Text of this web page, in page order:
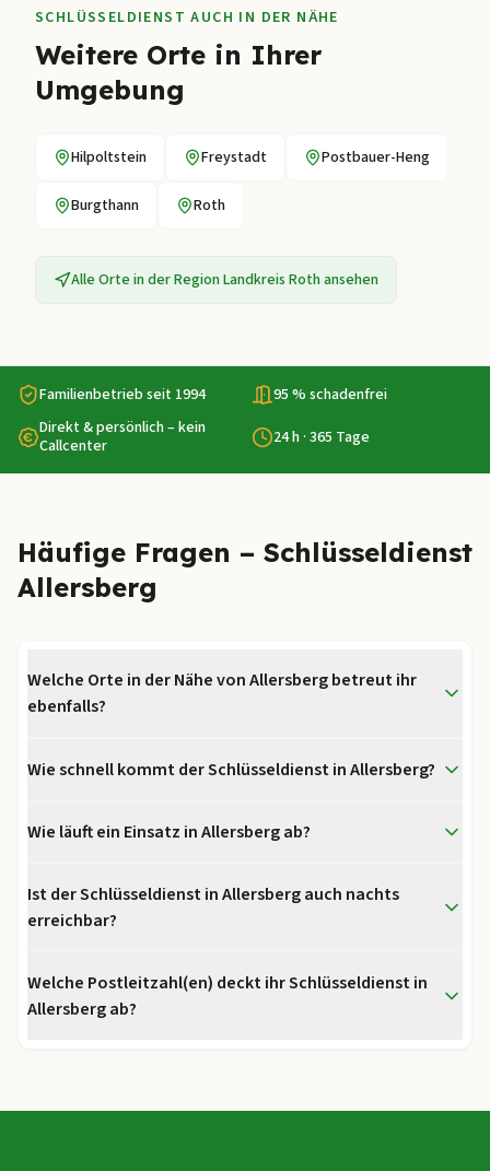
SCHLÜSSELDIENST AUCH IN DER NÄHE
Weitere Orte in Ihrer
Umgebung
Hilpoltstein Freystadt Postbauer-Heng
Burgthann Roth
Alle Orte in der Region Landkreis Roth ansehen
Familienbetrieb seit 1994
95 % schadenfrei
Direkt & persönlich – kein
Callcenter
24 h · 365 Tage
Häufige Fragen – Schlüsseldienst
Allersberg
Welche Orte in der Nähe von Allersberg betreut ihr
ebenfalls?
Wie schnell kommt der Schlüsseldienst in Allersberg?
Wie läuft ein Einsatz in Allersberg ab?
Ist der Schlüsseldienst in Allersberg auch nachts
erreichbar?
Welche Postleitzahl(en) deckt ihr Schlüsseldienst in
Allersberg ab?